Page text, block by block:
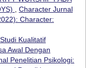
Character Jurnal
Character:
Studi Kualitatif
Awal Dengan
Penelitian Psikologi: